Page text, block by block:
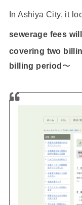
In Ashiya City, it
sewerage fees
covering two
billing period〜